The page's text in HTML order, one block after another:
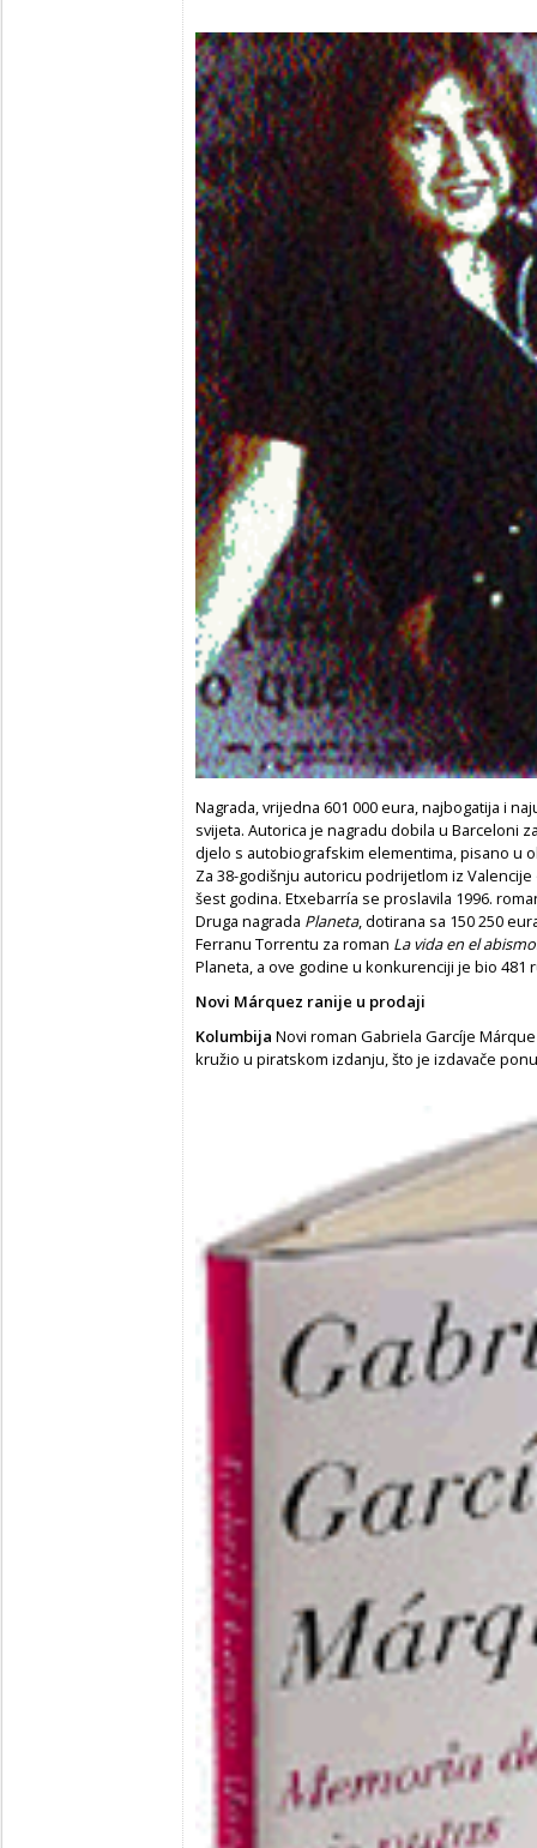
Nagrada, vrijedna 601 000 eura, najbogatija i
svijeta. Autorica je nagradu dobila u Barceloni
djelo s autobiografskim elementima, pisano u
Za 38-godišnju autoricu podrijetlom iz
šest godina. Etxebarría se proslavila 1996.
Druga nagrada Planeta, dotirana sa 150 250
Ferranu Torrentu za roman La vida en el abismo
Planeta, a ove godine u konkurenciji je bio 481
Novi Márquez ranije u prodaji
Kolumbija Novi roman Gabriela Garcíje
kružio u piratskom izdanju, što je izdavače